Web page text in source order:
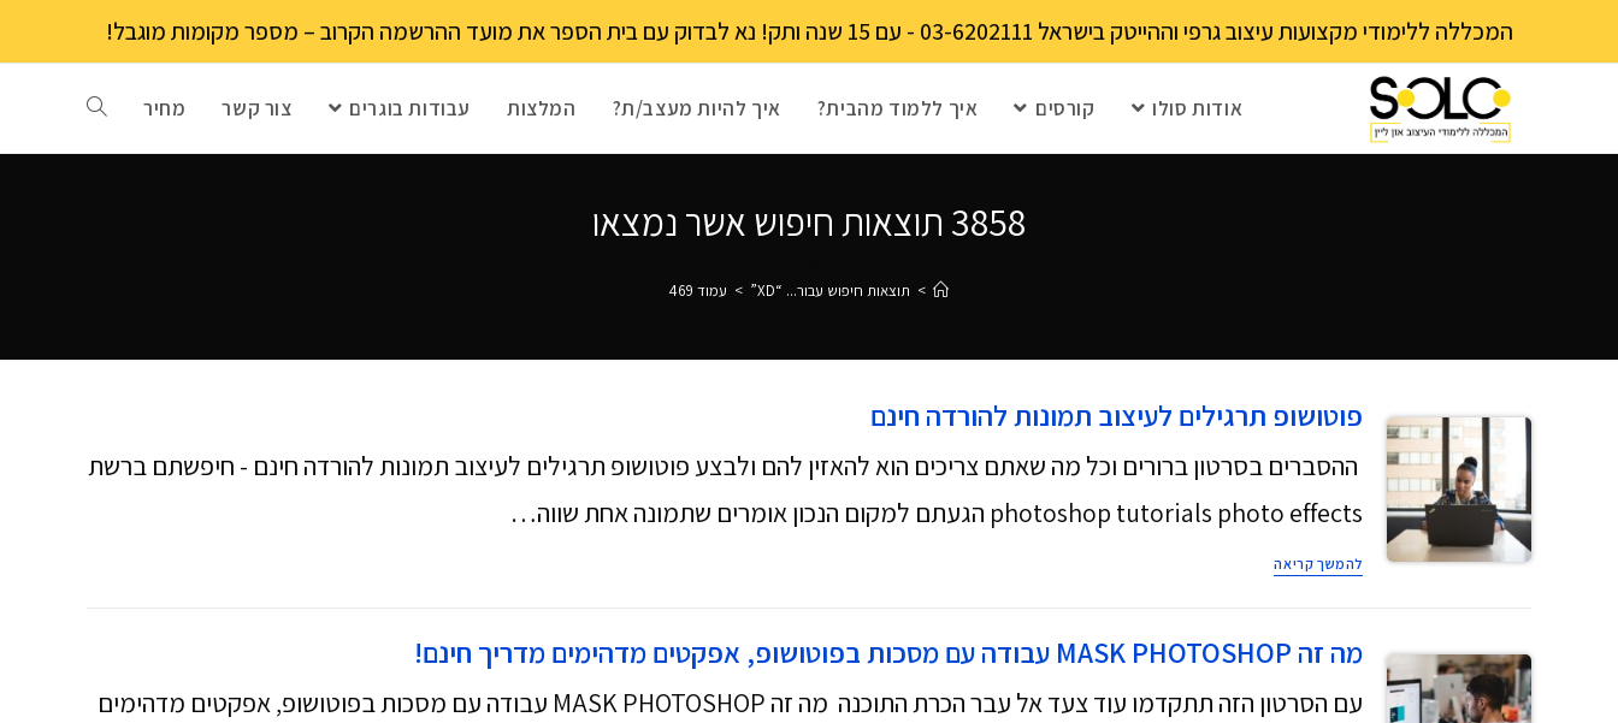
המכללה ללימודי מקצועות עיצוב גרפי וההייטק בישראל 03-6202111 - עם 15 שנה ותק! נא לבדוק עם בית הספר את מועד ההרשמה הקרוב – מספר מקומות מוגבל!
אודות סולו קורסים איך ללמוד מהבית? איך להיות מעצב/ת? המלצות עבודות בוגרים צור קשר מחיר
3858 תוצאות חיפוש אשר נמצאו
> תוצאות חיפוש עבור... “XD”
> עמוד 469
פוטושופ תרגילים לעיצוב תמונות להורדה חינם
ההסברים בסרטון ברורים וכל מה שאתם צריכים הוא להאזין להם ולבצע פוטושופ תרגילים לעיצוב תמונות להורדה חינם - חיפשתם ברשת
photoshop tutorials photo effects הגעתם למקום הנכון אומרים שתמונה אחת שווה…
להמשך קריאה
מה זה MASK PHOTOSHOP עבודה עם מסכות בפוטושופ, אפקטים מדהימים מדריך חינם!
עם הסרטון הזה תתקדמו עוד צעד אל עבר הכרת התוכנה מה זה MASK PHOTOSHOP עבודה עם מסכות בפוטושופ, אפקטים מדהימים